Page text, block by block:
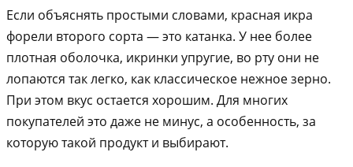
Если объяснять простыми словами, красная икра
форели второго сорта — это катанка. У нее более
плотная оболочка, икринки упругие, во рту они не
лопаются так легко, как классическое нежное зерно.
При этом вкус остается хорошим. Для многих
покупателей это даже не минус, а особенность, за
которую такой продукт и выбирают.